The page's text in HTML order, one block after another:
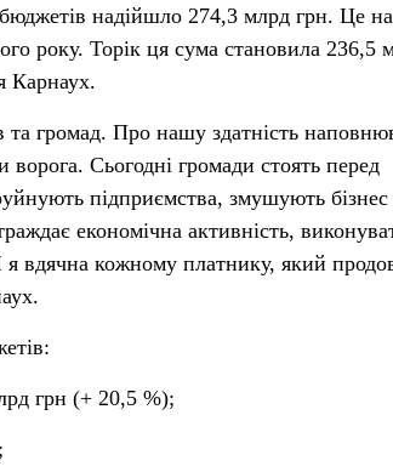
надійшло 274,3 млрд грн. Це
року. Торік ця сума становила 236,5
Карнаух.
та громад. Про нашу здатність
ворога. Сьогодні громади стоять перед
підприємства, змушують бізнес
економічна активність,
я вдячна кожному платнику, який
грн (+ 20,5 %);